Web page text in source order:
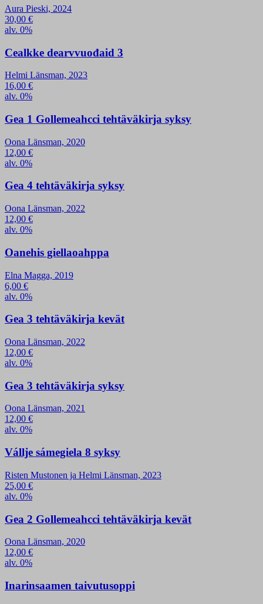
Aura Pieski, 2024
30,00 €
alv. 0%
Cealkke dearvvuođaid 3
Helmi Länsman, 2023
16,00 €
alv. 0%
Gea 1 Gollemeahcci tehtäväkirja syksy
Oona Länsman, 2020
12,00 €
alv. 0%
Gea 4 tehtäväkirja syksy
Oona Länsman, 2022
12,00 €
alv. 0%
Oanehis giellaoahppa
Elna Magga, 2019
6,00 €
alv. 0%
Gea 3 tehtäväkirja kevät
Oona Länsman, 2022
12,00 €
alv. 0%
Gea 3 tehtäväkirja syksy
Oona Länsman, 2021
12,00 €
alv. 0%
Vállje sámegiela 8 syksy
Risten Mustonen ja Helmi Länsman, 2023
25,00 €
alv. 0%
Gea 2 Gollemeahcci tehtäväkirja kevät
Oona Länsman, 2020
12,00 €
alv. 0%
Inarinsaamen taivutusoppi